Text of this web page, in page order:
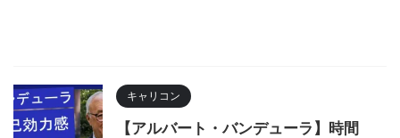
キャリコン
【アルバート・バンデューラ】時間